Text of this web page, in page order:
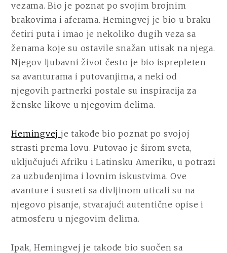
vezama. Bio je poznat po svojim brojnim
brakovima i aferama. Hemingvej je bio u braku
četiri puta i imao je nekoliko dugih veza sa
ženama koje su ostavile snažan utisak na njega.
Njegov ljubavni život često je bio isprepleten
sa avanturama i putovanjima, a neki od
njegovih partnerki postale su inspiracija za
ženske likove u njegovim delima.
Hemingvej je takođe bio poznat po svojoj
strasti prema lovu. Putovao je širom sveta,
uključujući Afriku i Latinsku Ameriku, u potrazi
za uzbuđenjima i lovnim iskustvima. Ove
avanture i susreti sa divljinom uticali su na
njegovo pisanje, stvarajući autentične opise i
atmosferu u njegovim delima.
Ipak, Hemingvej je takođe bio suočen sa